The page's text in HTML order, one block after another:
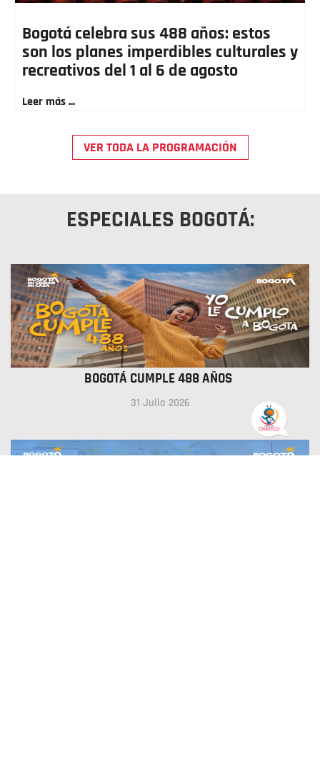
Bogotá celebra sus 488 años: estos
son los planes imperdibles culturales y
recreativos del 1 al 6 de agosto
Leer más ...
VER TODA LA PROGRAMACIÓN
ESPECIALES BOGOTÁ:
BOGOTÁ CUMPLE 488 AÑOS
31 Julio 2026